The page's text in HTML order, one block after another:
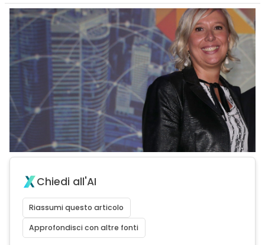
Chiedi all'AI
Riassumi questo articolo
Approfondisci con altre fonti